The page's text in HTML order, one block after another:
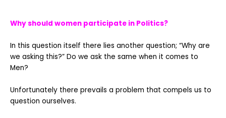
Why should women participate in Politics?
In this question itself there lies another question; “Why are
we asking this?” Do we ask the same when it comes to
Men?
Unfortunately there prevails a problem that compels us to
question ourselves.